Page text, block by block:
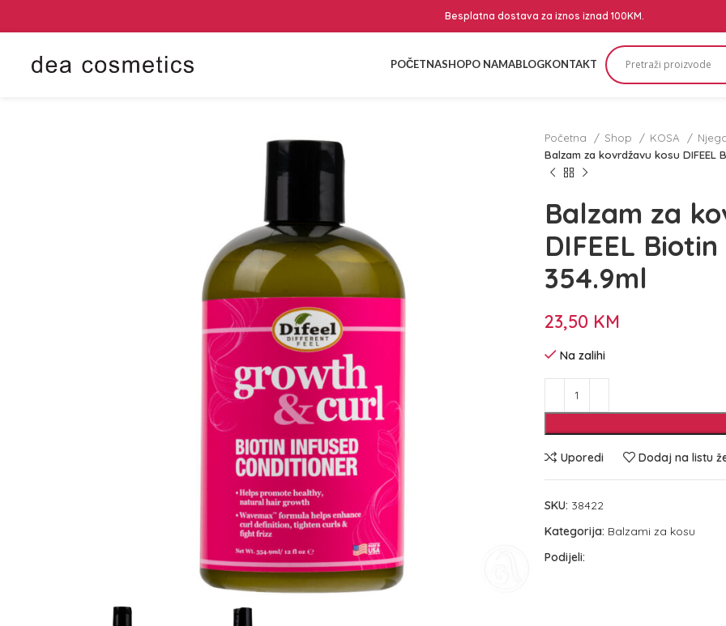
Besplatna dostava za iznos iznad 100KM.
POČETNASHOPO NAMABLOGKONTAKT
Početna Shop KOSA
Balzam za kovrdžavu kosu DIFEEL
Balzam za
DIFEEL
354.9ml
23,50 KM
Na zalihi
Uporedi Dodaj na listu
SKU: 38422
Kategorija: Balzami za kosu
Podijeli: